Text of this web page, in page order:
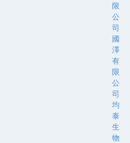
限
公
司
國
澤
有
限
公
司
均
泰
生
物